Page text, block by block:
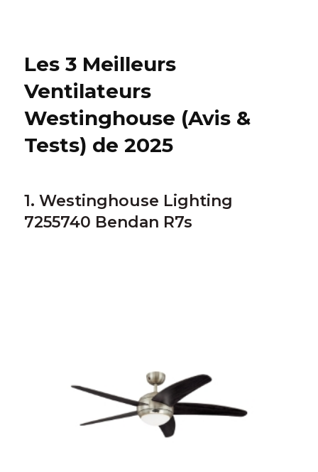
Les 3 Meilleurs
Ventilateurs
Westinghouse (Avis &
Tests) de 2025
1. Westinghouse Lighting
7255740 Bendan R7s